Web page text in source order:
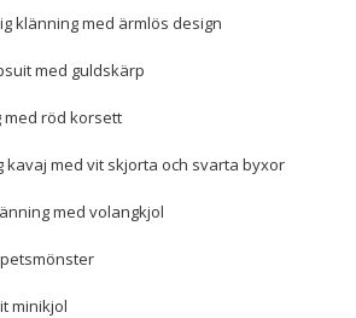
klänning med ärmlös design
med guldskärp
röd korsett
kavaj med vit skjorta och svarta byxor
med volangkjol
minikjol